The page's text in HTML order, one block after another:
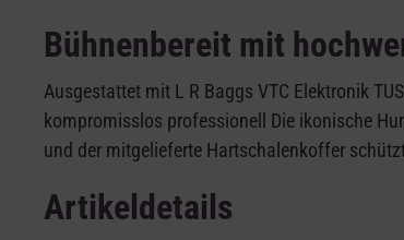
Bühnenbereit mit
Ausgestattet mit L R Baggs VTC Elektronik
kompromisslos professionell Die ikonische
und der mitgelieferte Hartschalenkoffer
Artikeldetails